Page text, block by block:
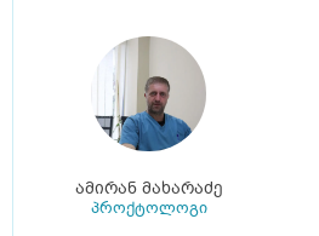
ამირან მახარაძე
პროქტოლოგი